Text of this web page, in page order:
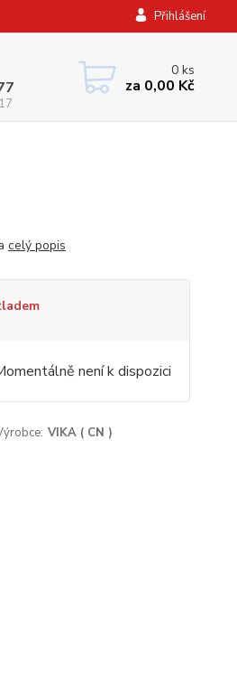
Přihlášení
0 ks
za 0,00 Kč
celý popis
není k dispozici
VIKA ( CN )